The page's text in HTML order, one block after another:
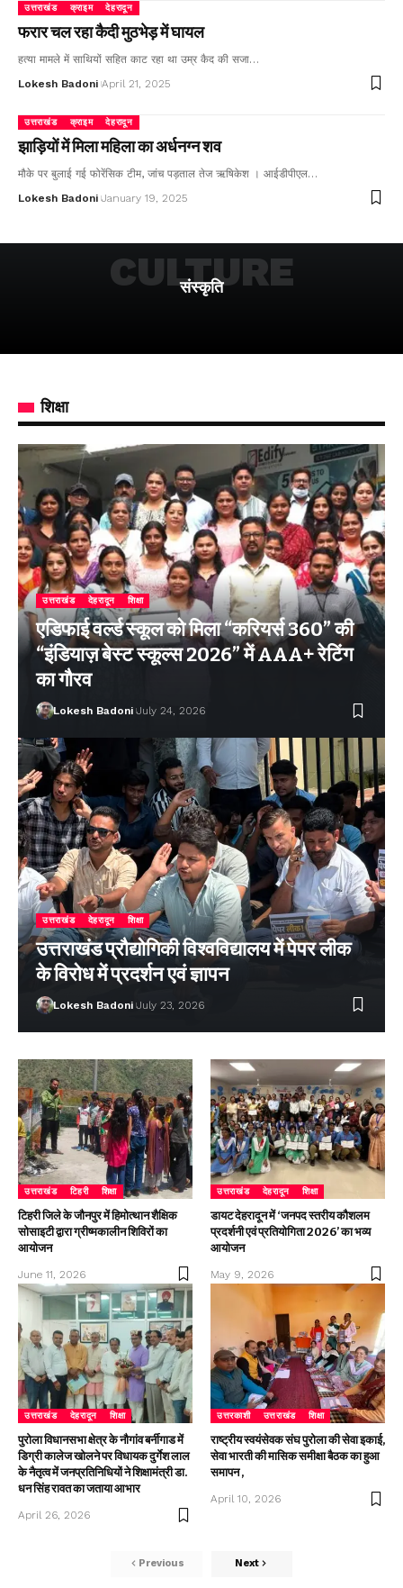
उत्तराखंड क्राइम देहरादून
फरार चल रहा कैदी मुठभेड़ में घायल
हत्या मामले में साथियों सहित काट रहा था उम्र कैद की सजा…
Lokesh Badoni April 21, 2025
उत्तराखंड क्राइम देहरादून
झाड़ियों में मिला महिला का अर्धनग्न शव
मौके पर बुलाई गई फोरेंसिक टीम, जांच पड़ताल तेज ऋषिकेश । आईडीपीएल…
Lokesh Badoni January 19, 2025
संस्कृति
CULTURE
शिक्षा
उत्तराखंड देहरादून शिक्षा
एडिफाई वर्ल्ड स्कूल को मिला “करियर्स 360” की
“इंडियाज़ बेस्ट स्कूल्स 2026” में AAA+ रेटिंग
का गौरव
Lokesh Badoni July 24, 2026
उत्तराखंड देहरादून शिक्षा
उत्तराखंड प्रौद्योगिकी विश्वविद्यालय में पेपर लीक
के विरोध में प्रदर्शन एवं ज्ञापन
Lokesh Badoni July 23, 2026
उत्तराखंड टिहरी शिक्षा
टिहरी जिले के जौनपुर में हिमोत्थान शैक्षिक
सोसाइटी द्वारा ग्रीष्मकालीन शिविरों का
आयोजन
June 11, 2026
उत्तराखंड देहरादून शिक्षा
डायट देहरादून में ‘जनपद स्तरीय कौशलम
प्रदर्शनी एवं प्रतियोगिता 2026’ का भव्य
आयोजन
May 9, 2026
उत्तराखंड देहरादून शिक्षा
पुरोला विधानसभा क्षेत्र के नौगांव बर्नीगाड में
डिग्री कालेज खोलने पर विधायक दुर्गेश लाल
के नैतृत्व में जनप्रतिनिधियों ने शिक्षामंत्री डा.
धन सिंह रावत का जताया आभार
April 26, 2026
उत्तरकाशी उत्तराखंड शिक्षा
राष्ट्रीय स्वयंसेवक संघ पुरोला की सेवा इकाई,
सेवा भारती की मासिक समीक्षा बैठक का हुआ
समापन ,
April 10, 2026
Previous Next